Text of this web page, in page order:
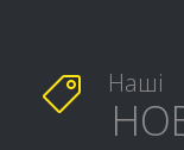
 Наші